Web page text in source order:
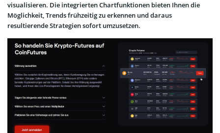
visualisieren. Die integrierten Chartfunktionen bieten Ihnen die
Möglichkeit, Trends frühzeitig zu erkennen und daraus
resultierende Strategien sofort umzusetzen.